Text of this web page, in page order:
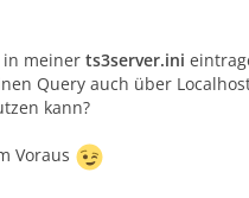
in meiner ts3server.ini
Query auch über
kann?
Voraus